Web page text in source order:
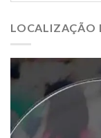
LOCALIZAÇÃO